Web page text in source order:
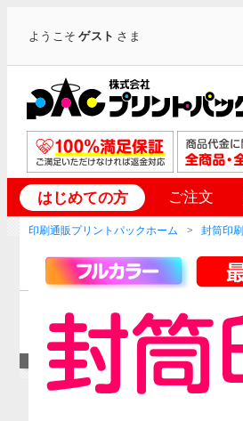
ようこそゲスト さま
はじめての方 ご注文
印刷通販プリントパックホーム 封筒印刷